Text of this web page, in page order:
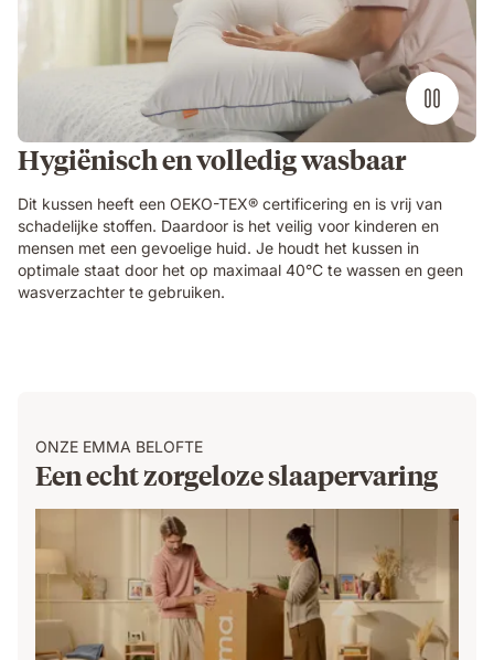
Hygiënisch en volledig wasbaar
Dit kussen heeft een OEKO-TEX® certificering en is vrij van
schadelijke stoffen. Daardoor is het veilig voor kinderen en
mensen met een gevoelige huid. Je houdt het kussen in
optimale staat door het op maximaal 40°C te wassen en geen
wasverzachter te gebruiken.
ONZE EMMA BELOFTE
Een echt zorgeloze slaapervaring